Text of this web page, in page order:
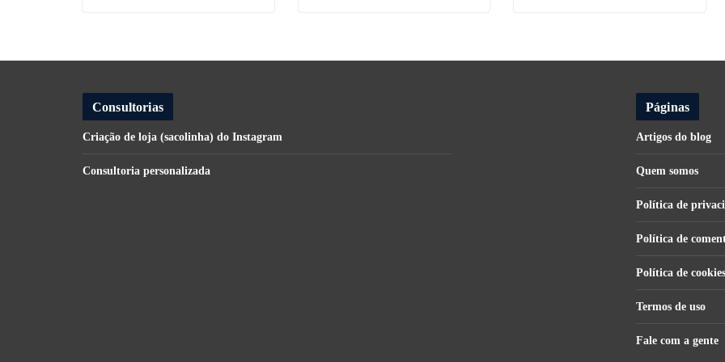
Consultorias
Criação de loja (sacolinha) do Instagram
Consultoria personalizada
Páginas
Artigos do blog
Quem somos
Política de
Política de
Política de cookies
Termos de uso
Fale com a gente